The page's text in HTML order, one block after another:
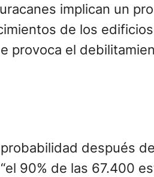
implican un
de los
provoca el
después
90% de las 67.400